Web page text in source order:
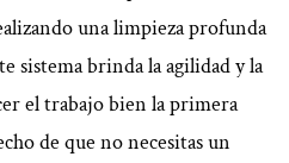
una limpieza profunda
sistema brinda la agilidad y la
el trabajo bien la primera
de que no necesitas un